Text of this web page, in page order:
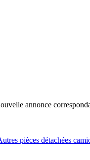
annonce
pièces détachées